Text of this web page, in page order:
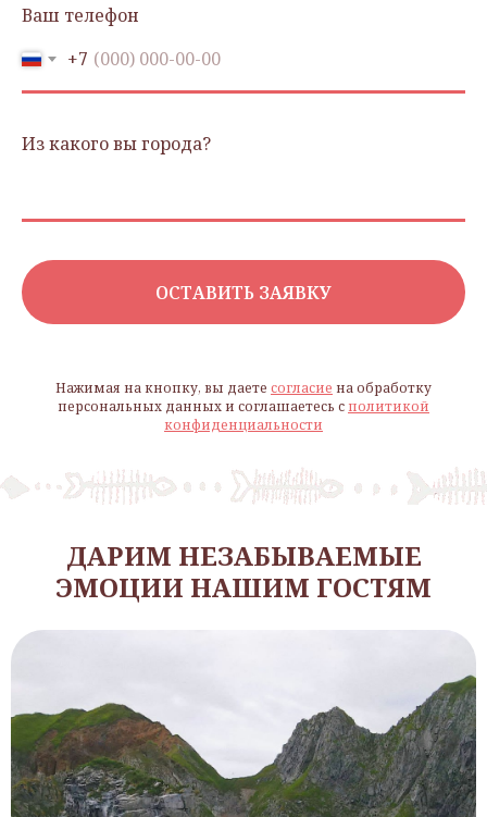
Ваш телефон
+7
Из какого вы города?
ОСТАВИТЬ ЗАЯВКУ
Нажимая на кнопку, вы даете согласие на обработку
персональных данных и соглашаетесь c политикой
конфиденциальности
ДАРИМ НЕЗАБЫВАЕМЫЕ
ЭМОЦИИ НАШИМ ГОСТЯМ